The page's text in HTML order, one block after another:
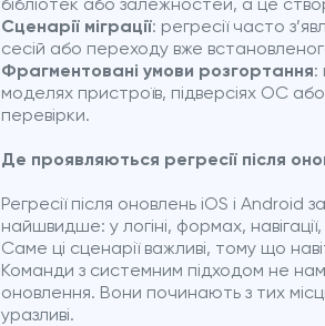
бібліотек або залежностей, а це
Сценарії міграції: регресії часто
сесій або переходу вже
Фрагментовані умови розгортання:
моделях пристроїв, підверсіях ОС
перевірки.
Де проявляються регресії після
Регресії після оновлень iOS і Android
найшвидше: у логіні, формах,
Саме ці сценарії важливі, тому що
Команди з системним підходом не
оновлення. Вони починають з тих
уразливі.